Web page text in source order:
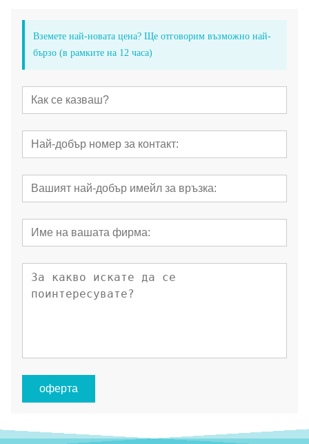
Вземете най-новата цена? Ще отговорим възможно най-
бързо (в рамките на 12 часа)
оферта